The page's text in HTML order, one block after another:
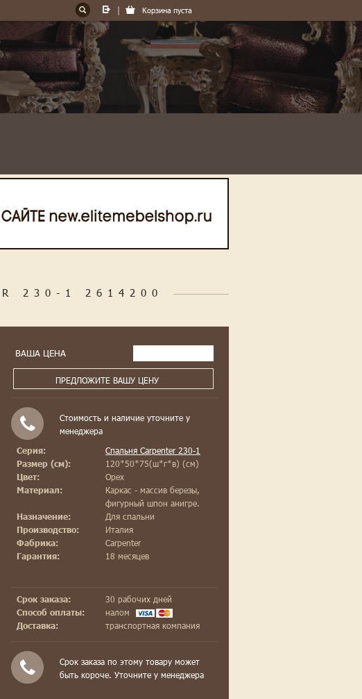
Корзина пуста
230-1 2614200
ВАША ЦЕНА
ПРЕДЛОЖИТЕ ВАШУ ЦЕНУ
Стоимость и наличие уточните у
менеджера
Серия: Спальня Carpenter 230-1
Размер (см): 120*50*75(ш*г*в) (см)
Цвет: Орех
Материал:
Каркас - массив березы,
фигурный шпон анигре.
Назначение: Для спальни
Производство: Италия
Фабрика: Carpenter
Гарантия: 18 месяцев
Срок заказа: 30 рабочих дней
Способ оплаты: налом
Доставка: транспортная компания
Срок заказа по этому товару может
быть короче. Уточните у менеджера